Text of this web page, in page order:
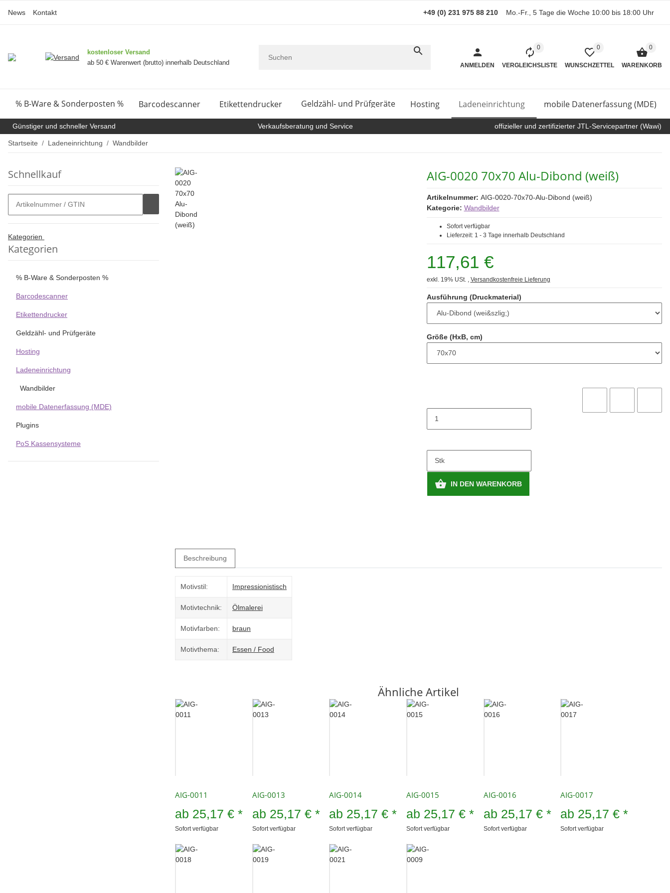
News Kontakt +49 (0) 231 975 88 210 Mo.-Fr., 5 Tage die Woche 10:00 bis 18:00 Uhr
kostenloser Versand
ab 50 € Warenwert (brutto) innerhalb Deutschland
ANMELDEN
0
VERGLEICHSLISTE
0
WUNSCHZETTEL
0
WARENKORB
% B-Ware & Sonderposten % Barcodescanner Etikettendrucker Geldzähl- und Prüfgeräte Hosting Ladeneinrichtung mobile Datenerfassung (MDE)
Günstiger und schneller Versand Verkaufsberatung und Service offizieller und zertifizierter JTL-Servicepartner (Wawi)
Startseite Ladeneinrichtung Wandbilder
AIG-0020 70x70 Alu-Dibond (weiß)
Artikelnummer: AIG-0020-70x70-Alu-Dibond (weiß)
Kategorie: Wandbilder
Sofort verfügbar
Lieferzeit: 1 - 3 Tage innerhalb Deutschland
117,61 €
exkl. 19% USt. , Versandkostenfreie Lieferung
Ausführung (Druckmaterial)
Größe (HxB, cm)
Stk
IN DEN WARENKORB
Beschreibung
Motivstil: Impressionistisch
Motivtechnik: Ölmalerei
Motivfarben: braun
Motivthema: Essen / Food
Ähnliche Artikel
AIG-0011
ab 25,17 € *
Sofort verfügbar
AIG-0013
ab 25,17 € *
Sofort verfügbar
AIG-0014
ab 25,17 €*
Sofort verfügbar
AIG-0015
ab 25,17 €*
Sofort verfügbar
AIG-0016
ab 25,17 € *
Sofort verfügbar
AIG-0017
ab 25,17 €*
Sofort verfügbar
Schnellkauf
Kategorien
Kategorien
% B-Ware & Sonderposten %
Barcodescanner
Etikettendrucker
Geldzähl- und Prüfgeräte
Hosting
Ladeneinrichtung
Wandbilder
mobile Datenerfassung (MDE)
Plugins
PoS Kassensysteme